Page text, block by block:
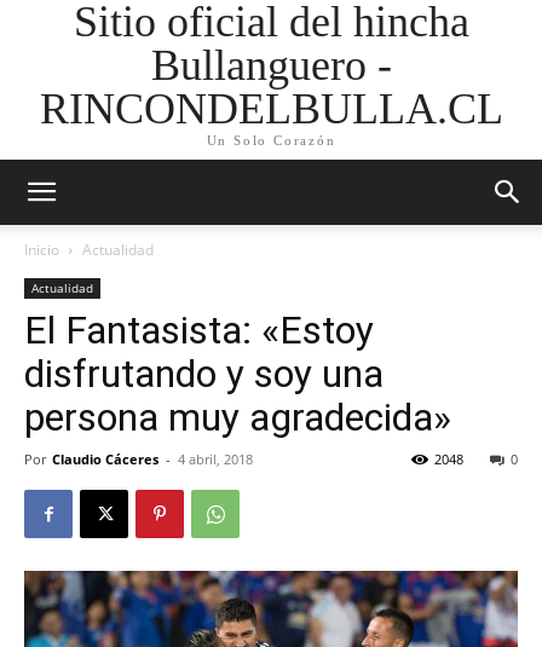
Sitio oficial del hincha
Bullanguero -
RINCONDELBULLA.CL
Un Solo Corazón
Inicio Actualidad
Actualidad
El Fantasista: «Estoy
disfrutando y soy una
persona muy agradecida»
Por Claudio Cáceres - 4 abril, 2018 0
2048